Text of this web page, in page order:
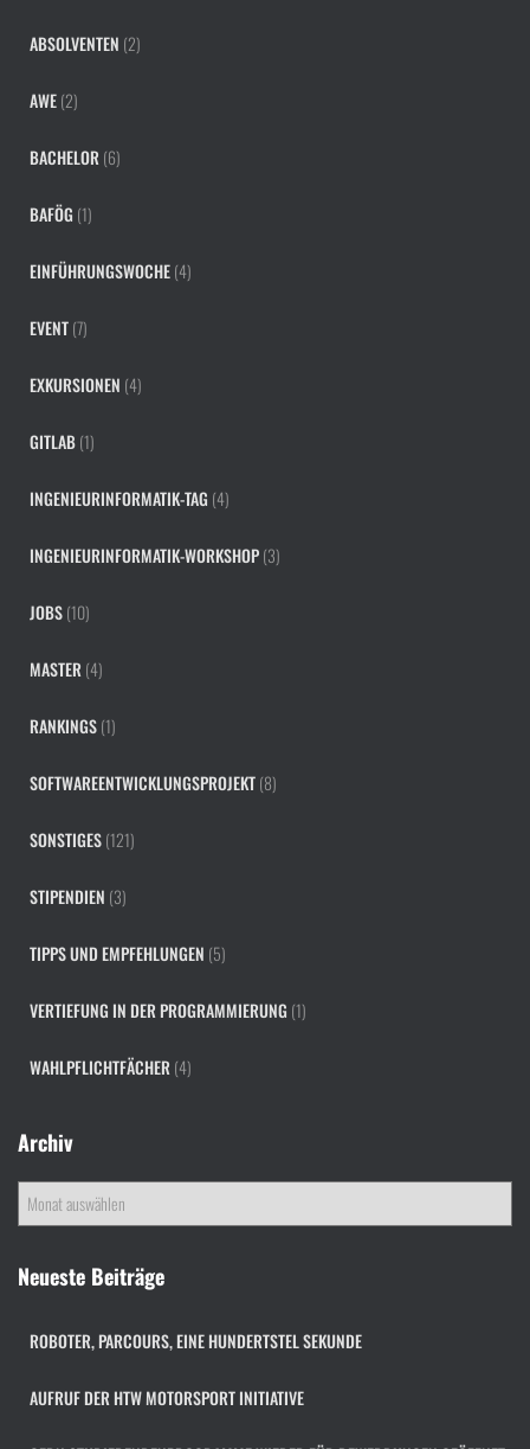
ABSOLVENTEN (2)
AWE(2)
BACHELOR (6)
BAFÖG (1)
EINFÜHRUNGSWOCHE(4)
EVENT(7)
EXKURSIONEN (4)
GITLAB(1)
INGENIEURINFORMATIK-TAG (4)
INGENIEURINFORMATIK-WORKSHOP(3)
JOBS(10)
MASTER (4)
RANKINGS(1)
SOFTWAREENTWICKLUNGSPROJEKT(8)
SONSTIGES(121)
STIPENDIEN (3)
TIPPS UND EMPFEHLUNGEN (5)
VERTIEFUNG IN DER PROGRAMMIERUNG (1)
WAHLPFLICHTFÄCHER (4)
Archiv
h
Neueste Beiträge
ROBOTER, PARCOURS, EINE HUNDERTSTEL SEKUNDE
AUFRUF DER HTW MOTORSPORT INITIATIVE